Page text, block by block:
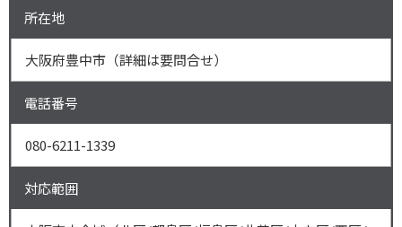
所在地
大阪府豊中市（詳細は要問合せ）
電話番号
080-6211-1339
対応範囲